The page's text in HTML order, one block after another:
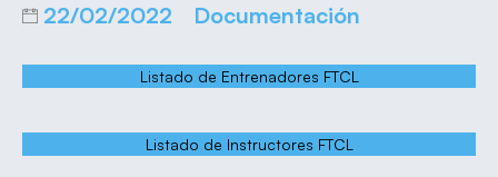
22/02/2022 Documentación
Listado de Entrenadores FTCL
Listado de Instructores FTCL